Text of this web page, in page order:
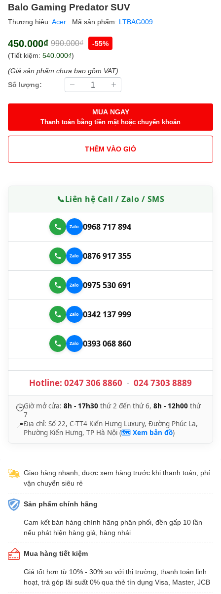
Balo Gaming Predator SUV
Thương hiệu: Acer Mã sản phẩm: LTBAG009
450.000₫ 990.000₫
-55%
(Tiết kiệm: 540.000₫)
(Giá sản phẩm chưa bao gồm VAT)
Số lượng:
MUA NGAY
Thanh toán bằng tiền mặt hoặc chuyển khoản
THÊM VÀO GIỎ
📞Liên hệ Call / Zalo / SMS
0968 717 894
0876 917 355
0975 530 691
0342 137 999
0393 068 860
Hotline: 0247 306 8860 - 024 7303 8889
🕒Giờ mở cửa: 8h - 17h30 thứ 2 đến thứ 6, 8h - 12h00 thứ
7
📍Địa chỉ: Số 22, C-TT4 Kiến Hưng Luxury, Đường Phúc La,
Phường Kiến Hưng, TP Hà Nội (🗺️ Xem bản đồ)
Giao hàng nhanh, được xem hàng trước khi thanh toán, phí
vận chuyển siêu rẻ
Sản phẩm chính hãng
Cam kết bán hàng chính hãng phân phối, đền gấp 10 lần
nếu phát hiện hàng giả, hàng nhái
Mua hàng tiết kiệm
Giá tốt hơn từ 10% - 30% so với thị trường, thanh toán linh
hoạt, trả góp lãi suất 0% qua thẻ tín dụng Visa, Master, JCB